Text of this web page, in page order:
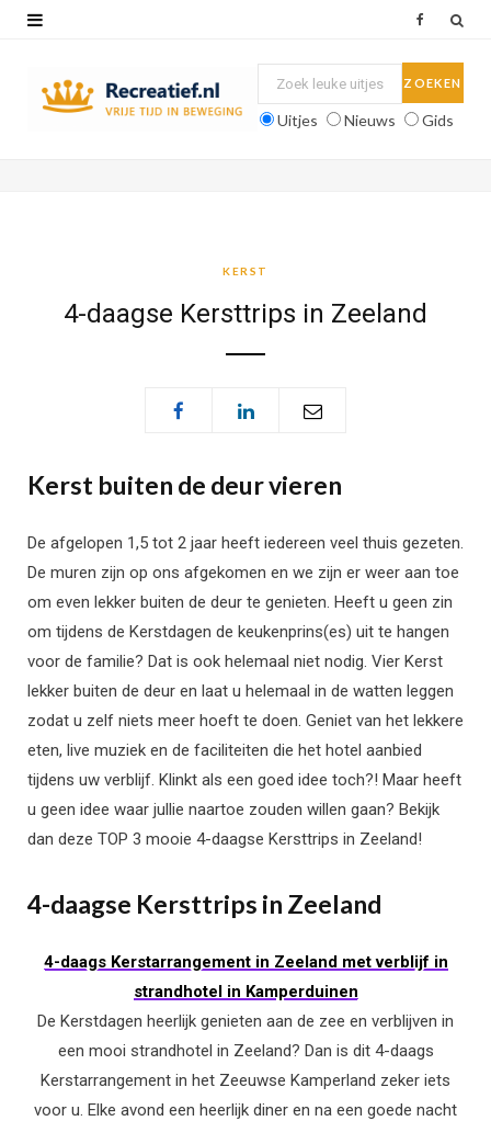
Uitjes Nieuws Gids
KERST
4-daagse Kersttrips in Zeeland
Kerst buiten de deur vieren
De afgelopen 1,5 tot 2 jaar heeft iedereen veel thuis gezeten.
De muren zijn op ons afgekomen en we zijn er weer aan toe
om even lekker buiten de deur te genieten. Heeft u geen zin
om tijdens de Kerstdagen de keukenprins(es) uit te hangen
voor de familie? Dat is ook helemaal niet nodig. Vier Kerst
lekker buiten de deur en laat u helemaal in de watten leggen
zodat u zelf niets meer hoeft te doen. Geniet van het lekkere
eten, live muziek en de faciliteiten die het hotel aanbied
tijdens uw verblijf. Klinkt als een goed idee toch?! Maar heeft
u geen idee waar jullie naartoe zouden willen gaan? Bekijk
dan deze TOP 3 mooie 4-daagse Kersttrips in Zeeland!
4-daagse Kersttrips in Zeeland
4-daags Kerstarrangement in Zeeland met verblijf in
strandhotel in Kamperduinen
De Kerstdagen heerlijk genieten aan de zee en verblijven in
een mooi strandhotel in Zeeland? Dan is dit 4-daags
Kerstarrangement in het Zeeuwse Kamperland zeker iets
voor u. Elke avond een heerlijk diner en na een goede nacht